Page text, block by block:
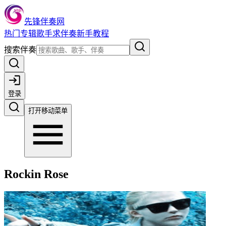
先锋伴奏网
热门 专辑歌手求伴奏新手教程
搜索伴奏
登录
打开移动菜单
Rockin Rose